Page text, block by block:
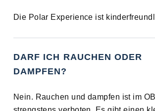
Die Polar Experience ist
DARF ICH RAUCHEN ODER
DAMPFEN?
Nein. Rauchen und dampfen ist im